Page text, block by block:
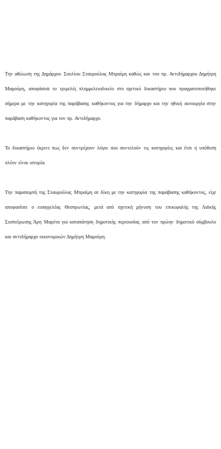
Την αθώωση της Δημάρχου Σουλίου Σταυρούλας Μπραίμη καθώς και του πρ. Αντιδήμαρχου Δημήτρη
Μαμούρη, αποφάσισε το τριμελές πλημμελειοδικείο στο σχετικό δικαστήριο που πραγματοποιήθηκε
σήμερα με την κατηγορία της παράβασης καθήκοντος για την δήμαρχο και την ηθική αυτουργία στην
παράβαση καθήκοντος για τον πρ. Αντιδήμαρχο.
Το δικαστήριο έκρινε πως δεν συντρέχουν λόγοι που συντελούν τις κατηγορίες και έτσι η υπόθεση
πλέον είναι ιστορία.
Την παραπομπή της Σταυρούλας Μπραϊμη σε δίκη με την κατηγορία της παράβασης καθήκοντος, είχε
αποφασίσει ο εισαγγελέας Θεσπρωτίας, μετά από σχετική μήνυση του επικεφαλής της Λαϊκής
Συσπείρωσης Άρη Μαρέτα για καταπάτηση δημοτικής περιουσίας από τον πρώην δημοτικό σύμβουλο
και αντιδήμαρχο οικονομικών Δημήτρη Μαμούρη.